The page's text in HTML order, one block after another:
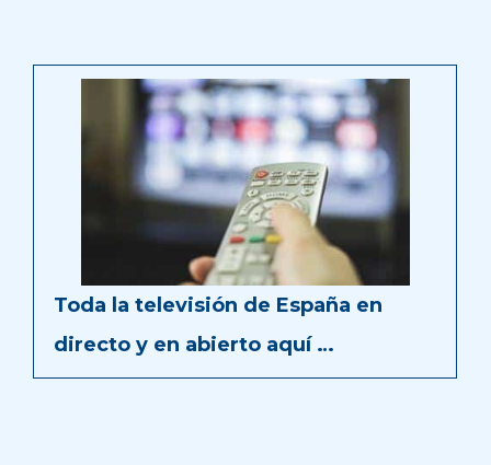
Toda la televisión de España en
directo y en abierto aquí …